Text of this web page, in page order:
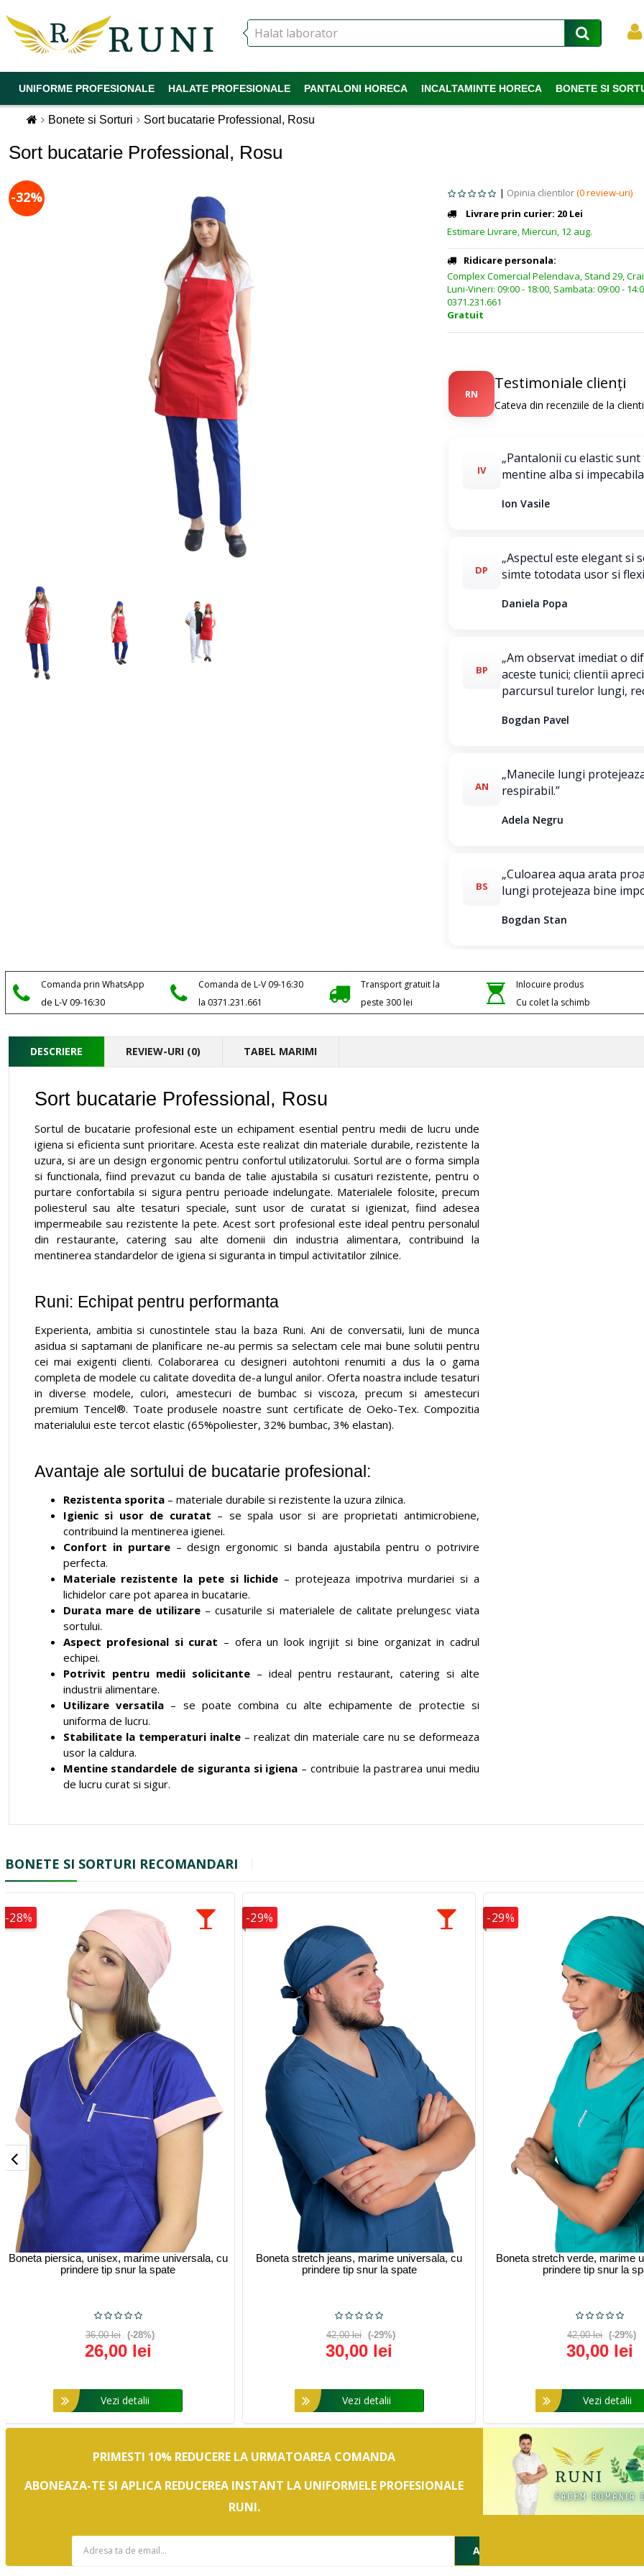
UNIFORME PROFESIONALE HALATE PROFESIONALE PANTALONI HORECA INCALTAMINTE HORECA BONETE SI
Bonete si Sorturi Sort bucatarie Professional, Rosu
Sort bucatarie Professional, Rosu
-32% | Opinia clientilor(0 review-uri)
Livrare prin curier: 20 Lei
Estimare Livrare, Miercuri, 12 aug.
Ridicare personala:
Complex Comercial Pelendava, Stand 29,
Luni-Vineri: 09:00 - 18:00, Sambata: 09:00 -
0371.231.661
Gratuit
RN
Testimoniale clienți
Cateva din recenziile de la
IV
„Pantalonii cu elastic
mentine alba si
Ion Vasile
DP
„Aspectul este elegant
simte totodata usor si
Daniela Popa
BP
„Am observat imediat o
aceste tunici; clientii
parcursul turelor lungi,
Bogdan Pavel
AN
„Manecile lungi
respirabil.”
Adela Negru
BS
„Culoarea aqua arata
lungi protejeaza bine
Bogdan Stan
Comanda prin WhatsApp
de L-V 09-16:30
Comanda de L-V 09-16:30
la 0371.231.661
Transport gratuit la
peste 300 lei
Inlocuire produs
Cu colet la schimb
DESCRIERE REVIEW-URI (0) TABEL MARIMI
Sort bucatarie Professional, Rosu
Sortul de bucatarie profesional este un echipament esential pentru medii de lucru unde
igiena si eficienta sunt prioritare. Acesta este realizat din materiale durabile, rezistente la
uzura, si are un design ergonomic pentru confortul utilizatorului. Sortul are o forma simpla
si functionala, fiind prevazut cu banda de talie ajustabila si cusaturi rezistente, pentru o
purtare confortabila si sigura pentru perioade indelungate. Materialele folosite, precum
poliesterul sau alte tesaturi speciale, sunt usor de curatat si igienizat, fiind adesea
impermeabile sau rezistente la pete. Acest sort profesional este ideal pentru personalul
din restaurante, catering sau alte domenii din industria alimentara, contribuind la
mentinerea standardelor de igiena si siguranta in timpul activitatilor zilnice.
Runi: Echipat pentru performanta
Experienta, ambitia si cunostintele stau la baza Runi. Ani de conversatii, luni de munca
asidua si saptamani de planificare ne-au permis sa selectam cele mai bune solutii pentru
cei mai exigenti clienti. Colaborarea cu designeri autohtoni renumiti a dus la o gama
completa de modele cu calitate dovedita de-a lungul anilor. Oferta noastra include tesaturi
in diverse modele, culori, amestecuri de bumbac si viscoza, precum si amestecuri
premium Tencel®. Toate produsele noastre sunt certificate de Oeko-Tex. Compozitia
materialului este tercot elastic (65%poliester, 32% bumbac, 3% elastan).
Avantaje ale sortului de bucatarie profesional:
Rezistenta sporita – materiale durabile si rezistente la uzura zilnica.
Igienic si usor de curatat – se spala usor si are proprietati antimicrobiene,
contribuind la mentinerea igienei.
Confort in purtare– design ergonomic si banda ajustabila pentru o potrivire
perfecta.
Materiale rezistente la pete si lichide – protejeaza impotriva murdariei si a
lichidelor care pot aparea in bucatarie.
Durata mare de utilizare – cusaturile si materialele de calitate prelungesc viata
sortului.
Aspect profesional si curat – ofera un look ingrijit si bine organizat in cadrul
echipei.
Potrivit pentru medii solicitante – ideal pentru restaurant, catering si alte
industrii alimentare.
Utilizare versatila – se poate combina cu alte echipamente de protectie si
uniforma de lucru.
Stabilitate la temperaturi inalte – realizat din materiale care nu se deformeaza
usor la caldura.
Mentine standardele de siguranta si igiena – contribuie la pastrarea unui mediu
de lucru curat si sigur.
BONETE SI SORTURI RECOMANDARI
-28%
Boneta piersica, unisex, marime universala, cu
prindere tip snur la spate
36,00 lei (-28%)
26,00 lei
Vezi detalii
-29%
Boneta stretch jeans, marime universala, cu
prindere tip snur la spate
42,00 lei (-29%)
30,00 lei
Vezi detalii
-29%
Boneta stretch verde, marime
prindere tip snur la
42,00 lei (-29%)
30,00 lei
Vezi detalii
PRIMESTI 10% REDUCERE LA URMATOAREA COMANDA
ABONEAZA-TE SI APLICA REDUCEREA INSTANT LA UNIFORMELE PROFESIONALE
RUNI.
APLICA PENTRU REDUCERE